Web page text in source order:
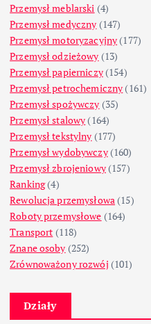
Przemysł meblarski (4)
Przemysł medyczny (147)
Przemysł motoryzacyjny (177)
Przemysł odzieżowy (13)
Przemysł papierniczy(154)
Przemysł petrochemiczny (161)
Przemysł spożywczy (35)
Przemysł stalowy (164)
Przemysł tekstylny (177)
Przemysł wydobywczy(160)
Przemysł zbrojeniowy(157)
Ranking(4)
Rewolucja przemysłowa (15)
Roboty przemysłowe (164)
Transport (118)
Znane osoby (252)
Zrównoważony rozwój (101)
Działy